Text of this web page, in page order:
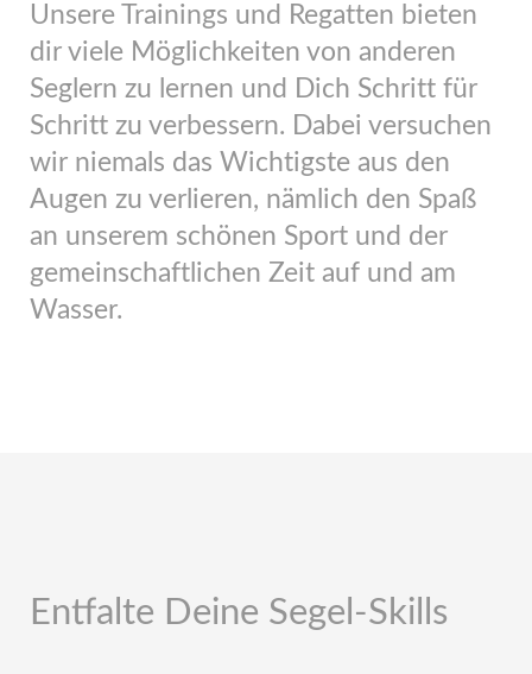
Unsere Trainings und Regatten bieten
dir viele Möglichkeiten von anderen
Seglern zu lernen und Dich Schritt für
Schritt zu verbessern. Dabei versuchen
wir niemals das Wichtigste aus den
Augen zu verlieren, nämlich den Spaß
an unserem schönen Sport und der
gemeinschaftlichen Zeit auf und am
Wasser.
Entfalte Deine Segel-Skills